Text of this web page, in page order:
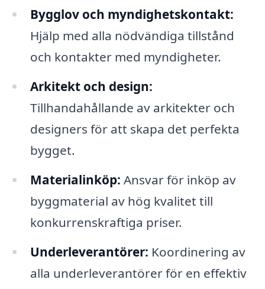
Bygglov och myndighetskontakt:
Hjälp med alla nödvändiga tillstånd
och kontakter med myndigheter.
Arkitekt och design:
Tillhandahållande av arkitekter och
designers för att skapa det perfekta
bygget.
Materialinköp: Ansvar för inköp av
byggmaterial av hög kvalitet till
konkurrenskraftiga priser.
Underleverantörer: Koordinering av
alla underleverantörer för en effektiv